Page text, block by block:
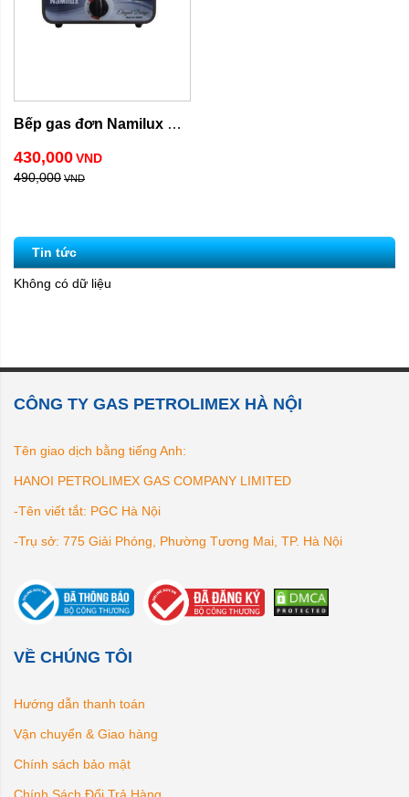
Bếp gas đơn Namilux
430,000 VND
490,000 VND
Tin tức
Không có dữ liệu
CÔNG TY GAS PETROLIMEX HÀ NỘI
Tên giao dịch bằng tiếng Anh:
HANOI PETROLIMEX GAS COMPANY LIMITED
-Tên viết tắt: PGC Hà Nội
-Trụ sở: 775 Giải Phóng, Phường Tương Mai, TP. Hà Nội
VỀ CHÚNG TÔI
Hướng dẫn thanh toán
Vận chuyển & Giao hàng
Chính sách bảo mật